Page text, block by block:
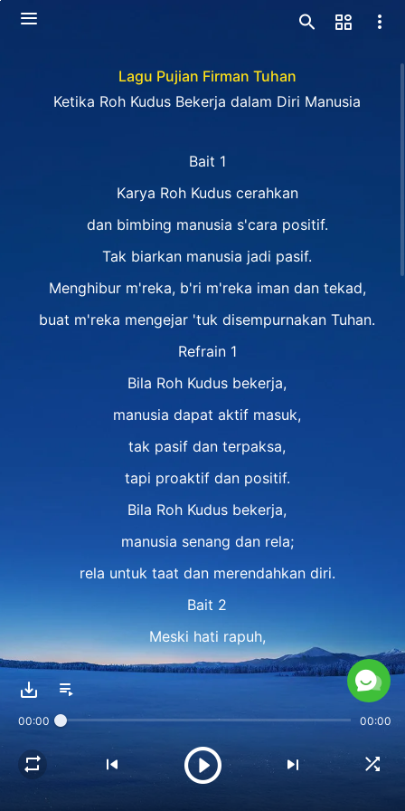
Lagu Pujian Firman Tuhan
Ketika Roh Kudus Bekerja dalam Diri Manusia
Bait 1
Karya Roh Kudus cerahkan
dan bimbing manusia s'cara positif.
Tak biarkan manusia jadi pasif.
Menghibur m'reka, b'ri m'reka iman dan tekad,
buat m'reka mengejar 'tuk disempurnakan Tuhan.
Refrain 1
Bila Roh Kudus bekerja,
manusia dapat aktif masuk,
tak pasif dan terpaksa,
tapi proaktif dan positif.
Bila Roh Kudus bekerja,
manusia senang dan rela;
rela untuk taat dan merendahkan diri.
Bait 2
Meski hati rapuh,
m'reka bekerja sama, rela mend'rita.
Bila manusia alami karya Roh Kudus,
00:00 00:00